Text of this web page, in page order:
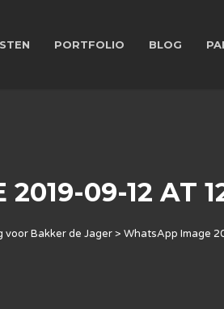
PORTFOLIO BLOG
09-12 AT
Bakker de Jager> WhatsApp Image